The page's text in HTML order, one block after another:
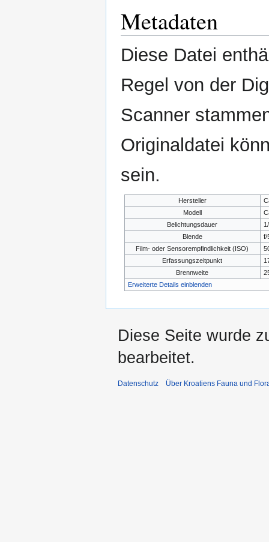
Metadaten
Diese Datei
Regel von der
Scanner
Originaldatei
sein.
Hersteller
Modell
Belichtungsdauer
Blende
f/
Film- oder Sensorempfindlichkeit (ISO)
Erfassungszeitpunkt
Brennweite
Erweiterte Details einblenden
Diese Seite wurde
bearbeitet.
Datenschutz Über Kroatiens Fauna und